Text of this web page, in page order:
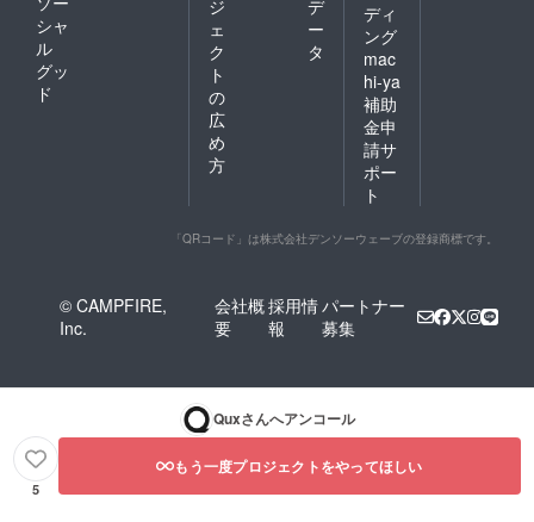
シャ
ル
グッ
ド
ジ
ェ
ク
ト
の
広
め
方
デ
ー
タ
ディ
ング
mac
hi-ya
補助
金申
請サ
ポー
ト
「QRコード」は株式会社デンソーウェーブの登録商標です。
© CAMPFIRE,
Inc.
会社概
要
採用情
報
パートナー
募集
Quxさんへアンコール
5
もう一度プロジェクトをやってほしい